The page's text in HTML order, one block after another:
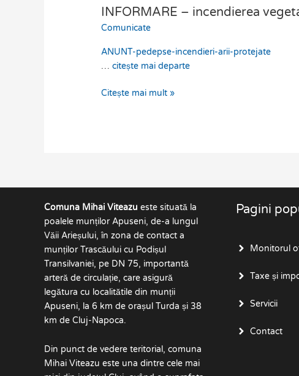
INFORMARE – incendierea
Comunicate
ANUNT-pedepse-incendieri-arii-protejate
…citește mai departe
INFORMARE
–
vegetatiei
din
naturale
Citește mai mult »
Comuna Mihai Viteazu este situată la
poalele munților Apuseni, de-a lungul
Văii Arieșului, în zona de contact a
munților Trascăului cu Podișul
Transilvaniei, pe DN 75, importantă
arteră de circulație, care asigură
legătura cu localitătile din munții
Apuseni, la 6 km de orașul Turda și 38
km de Cluj-Napoca.
Din punct de vedere teritorial, comuna
Mihai Viteazu este una dintre cele mai
Pagini
Monitorul
Taxe și
Servicii
Contact